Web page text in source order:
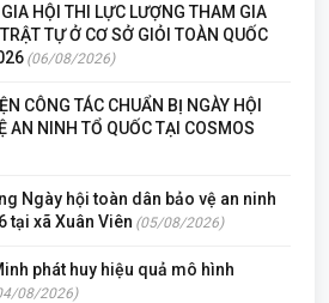
HỘI THI LỰC LƯỢNG THAM GIA
TỰ Ở CƠ SỞ GIỎI TOÀN QUỐC
(06/08/2026)
CÔNG TÁC CHUẨN BỊ NGÀY HỘI
AN NINH TỔ QUỐC TẠI COSMOS
Ngày hội toàn dân bảo vệ an ninh
tại xã Xuân Viên (05/08/2026)
phát huy hiệu quả mô hình
08/2026)